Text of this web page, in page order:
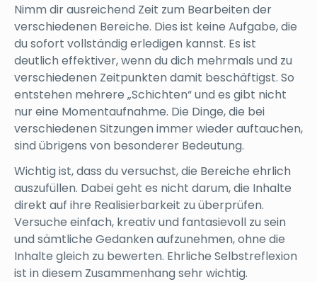
Nimm dir ausreichend Zeit zum Bearbeiten der
verschiedenen Bereiche. Dies ist keine Aufgabe, die
du sofort vollständig erledigen kannst. Es ist
deutlich effektiver, wenn du dich mehrmals und zu
verschiedenen Zeitpunkten damit beschäftigst. So
entstehen mehrere „Schichten“ und es gibt nicht
nur eine Momentaufnahme. Die Dinge, die bei
verschiedenen Sitzungen immer wieder auftauchen,
sind übrigens von besonderer Bedeutung.
Wichtig ist, dass du versuchst, die Bereiche ehrlich
auszufüllen. Dabei geht es nicht darum, die Inhalte
direkt auf ihre Realisierbarkeit zu überprüfen.
Versuche einfach, kreativ und fantasievoll zu sein
und sämtliche Gedanken aufzunehmen, ohne die
Inhalte gleich zu bewerten. Ehrliche Selbstreflexion
ist in diesem Zusammenhang sehr wichtig.